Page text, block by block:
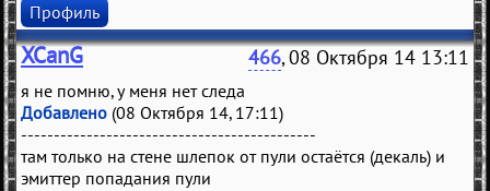
Профиль
XCanG 466, 08 Октября 14 13:11
я не помню, у меня нет следа
Добавлено (08 Октября 14, 17:11)
---------------------------------------------
там только на стене шлепок от пули остаётся (декаль) и
эмиттер попадания пули